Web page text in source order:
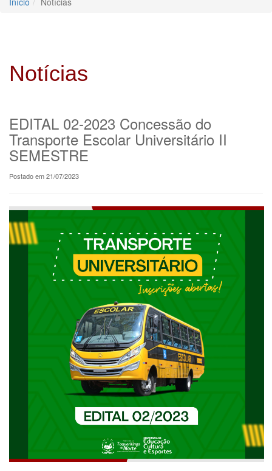
Notícias
EDITAL 02-2023 Concessão do
Transporte Escolar Universitário II
SEMESTRE
Postado em 21/07/2023